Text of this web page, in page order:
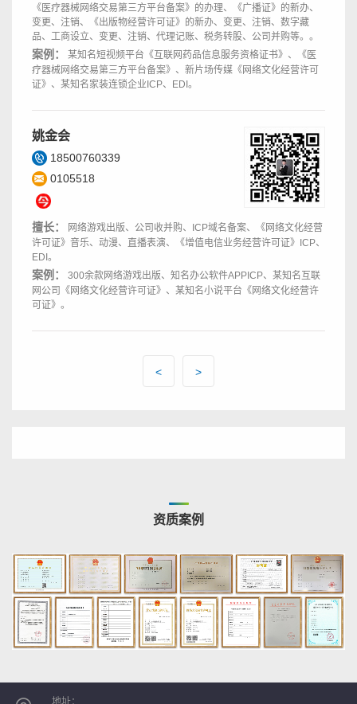
《医疗器械网络交易第三方平台备案》的办理、《广播证》的新办、
变更、注销、《出版物经营许可证》的新办、变更、注销、数字藏
品、工商设立、变更、注销、代理记账、税务转股、公司并购等。。
案例：
某知名短视频平台《互联网药品信息服务资格证书》、《医
疗器械网络交易第三方平台备案》、新片场传媒《网络文化经营许可
证》、某知名家装连锁企业ICP、EDI。
姚金会
18500760339
0105518
擅长：
网络游戏出版、公司收并购、ICP域名备案、《网络文化经营
许可证》音乐、动漫、直播表演、《增值电信业务经营许可证》ICP、
EDI。
案例：
300余款网络游戏出版、知名办公软件APPICP、某知名互联
网公司《网络文化经营许可证》、某知名小说平台《网络文化经营许
可证》。
< >
资质案例
地址：